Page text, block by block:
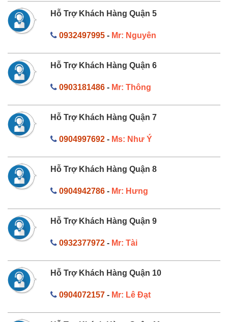
Hỗ Trợ Khách Hàng Quận 5
0932497995- Mr: Nguyên
Hỗ Trợ Khách Hàng Quận 6
0903181486- Mr: Thông
Hỗ Trợ Khách Hàng Quận 7
0904997692- Ms: Như Ý
Hỗ Trợ Khách Hàng Quận 8
0904942786- Mr: Hưng
Hỗ Trợ Khách Hàng Quận 9
0932377972- Mr: Tài
Hỗ Trợ Khách Hàng Quận 10
0904072157- Mr: Lê Đạt